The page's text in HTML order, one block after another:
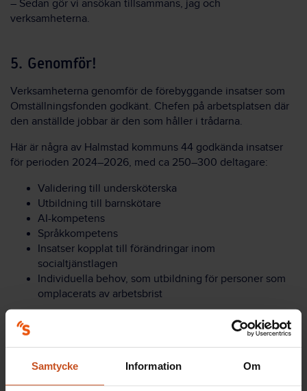
Samtycke Information Om
– Sedan gör vi ansökan tillsammans, jag och
verksamheterna.
5. Genomför!
Verksamheterna genomför de förebyggande insatser som
Omställningsfonden godkänt. Chefen på arbetsplatsen där
den anställde jobbar är den som håller i trådarna.
Här är några av Halmstad kommuns 44 godkända insatser
för perioden 2024–2026, med ca 250–300 deltagare:
Validering till undersköterska
Utbildning till barnskötare
AI-kompetens
Språkkompetens
Insatser kopplat till förändringar inom
socialtjänstlagen
Individuella behov, som utbildning för personer som
omplacerats av arbetsbrist
6. Begär utbetalning
Omställningsfonden för vad insatserna kostat. Pengar kan
betalas ut flera gånger per insats.